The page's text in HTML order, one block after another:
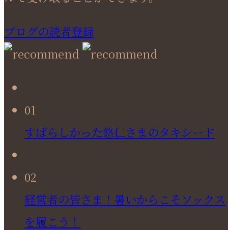
ブログの読者登録
01
すばらしかった悠仁さまのタキシード
02
経営者の皆さま！暑いからこそソックス
を履こう！